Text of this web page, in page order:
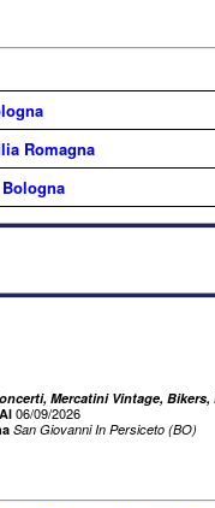
Romagna
Mercatini Vintage,
Al 06/09/2026
San Giovanni In Persiceto (BO)